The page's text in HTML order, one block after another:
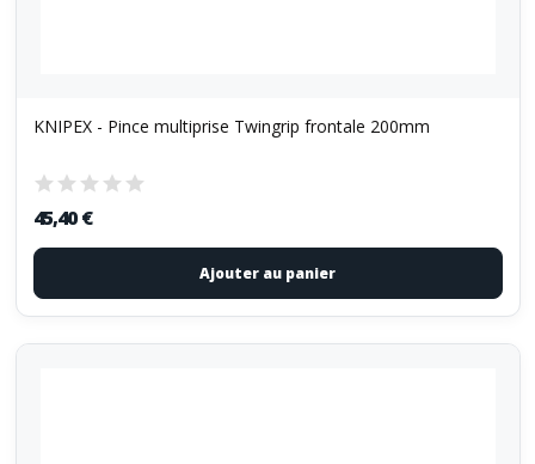
KNIPEX - Pince multiprise Twingrip frontale 200mm
45,40 €
Ajouter au panier